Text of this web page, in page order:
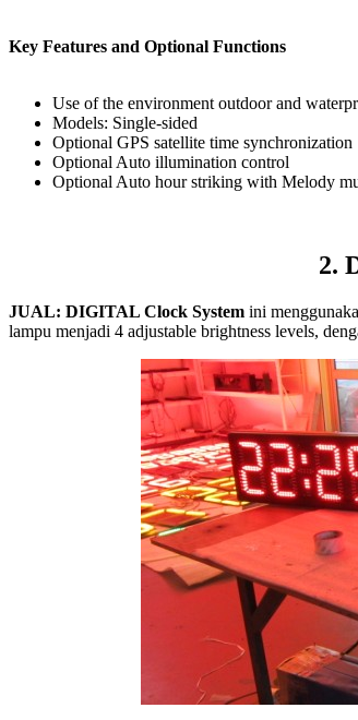
Key Features and Optional Functions
Use of the environment outdoor and
Models: Single-sided
Optional GPS satellite time synchronization
Optional Auto illumination control
Optional Auto hour striking with Melody
2.
JUAL: DIGITAL Clock System ini
lampu menjadi 4 adjustable brightness levels,